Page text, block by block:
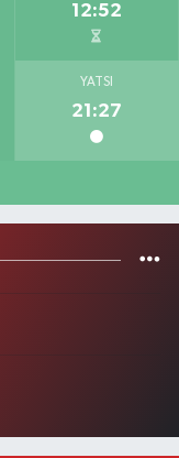
12:52
YATSI
21:27